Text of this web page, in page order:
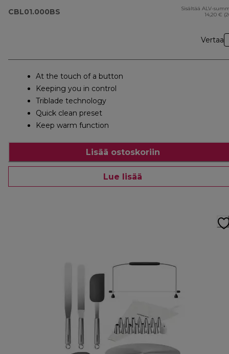
CBL01.000BS
Sisältää ALV-
14,20 €
Vertaa
At the touch of a button
Keeping you in control
Triblade technology
Quick clean preset
Keep warm function
Lisää ostoskoriin
Lue lisää